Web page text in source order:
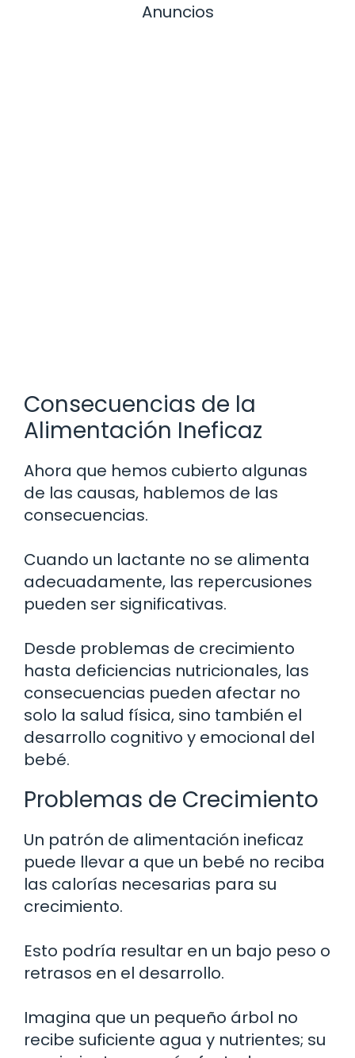
Anuncios
Consecuencias de la
Alimentación Ineficaz
Ahora que hemos cubierto algunas
de las causas, hablemos de las
consecuencias.
Cuando un lactante no se alimenta
adecuadamente, las repercusiones
pueden ser significativas.
Desde problemas de crecimiento
hasta deficiencias nutricionales, las
consecuencias pueden afectar no
solo la salud física, sino también el
desarrollo cognitivo y emocional del
bebé.
Problemas de Crecimiento
Un patrón de alimentación ineficaz
puede llevar a que un bebé no reciba
las calorías necesarias para su
crecimiento.
Esto podría resultar en un bajo peso o
retrasos en el desarrollo.
Imagina que un pequeño árbol no
recibe suficiente agua y nutrientes; su